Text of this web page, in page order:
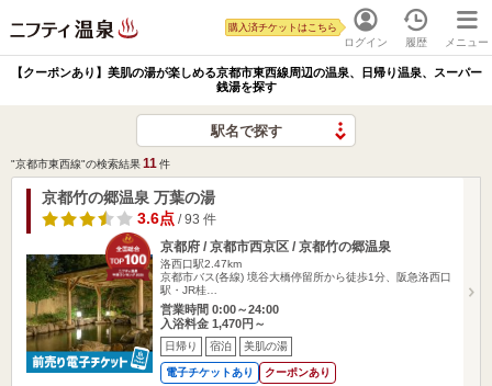
ログイン
購入済チケットはこちら
履歴 メニュー
【クーポンあり】美肌の湯が楽しめる京都市東西線周辺の温泉、日帰り温泉、スーパー
銭湯を探す
駅名で探す
"京都市東西線"の検索結果11 件
京都竹の郷温泉 万葉の湯
3.6点 / 93 件
京都府 / 京都市西京区 / 京都竹の郷温泉
洛西口駅2.47km
京都市バス(各線) 境谷大橋停留所から徒歩1分、阪急洛西口
駅・JR桂…
営業時間 0:00～24:00
入浴料金 1,470円～
日帰り 宿泊 美肌の湯
電子チケットあり クーポンあり